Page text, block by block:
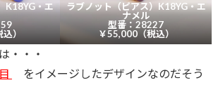
K18YG・エ
）
ラブノット（ピアス）K18YG・エ
ナメル
型番：28227
￥55,000（税込）
・・・
をイメージしたデザインなのだそう